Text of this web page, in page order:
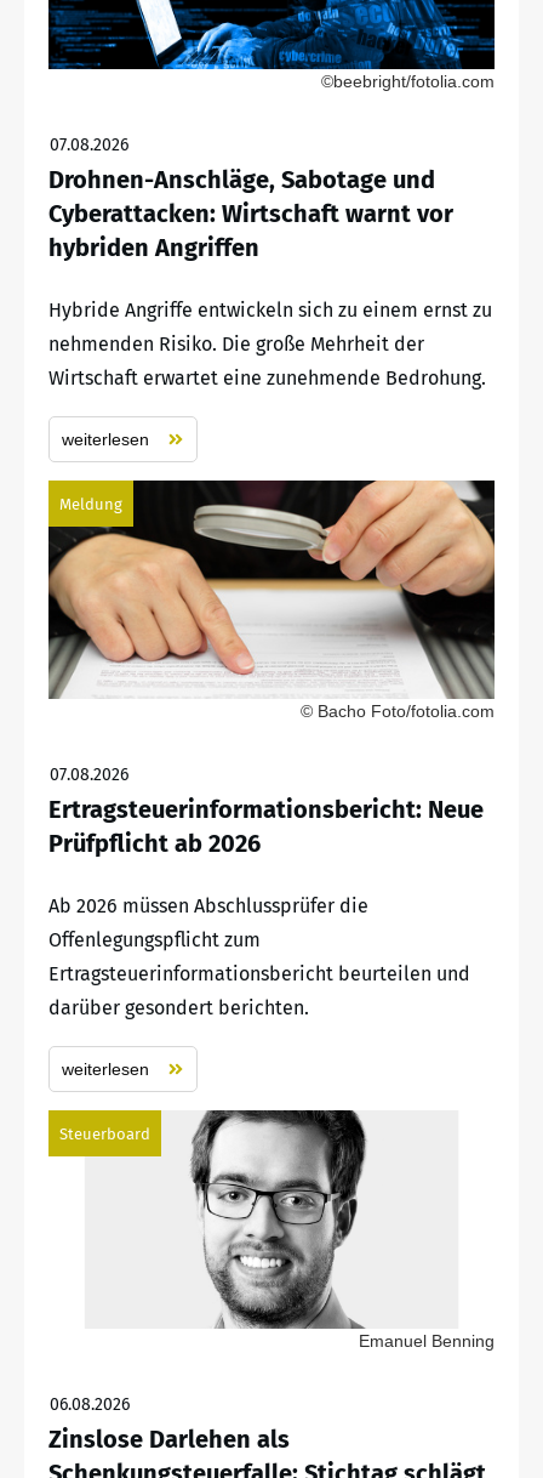
©beebright/fotolia.com
07.08.2026
Drohnen-Anschläge, Sabotage und
Cyberattacken: Wirtschaft warnt vor
hybriden Angriffen
Hybride Angriffe entwickeln sich zu einem ernst zu
nehmenden Risiko. Die große Mehrheit der
Wirtschaft erwartet eine zunehmende Bedrohung.
weiterlesen
Meldung
© Bacho Foto/fotolia.com
07.08.2026
Ertragsteuerinformationsbericht: Neue
Prüfpflicht ab 2026
Ab 2026 müssen Abschlussprüfer die
Offenlegungspflicht zum
Ertragsteuerinformationsbericht beurteilen und
darüber gesondert berichten.
weiterlesen
Steuerboard
Emanuel Benning
06.08.2026
Zinslose Darlehen als